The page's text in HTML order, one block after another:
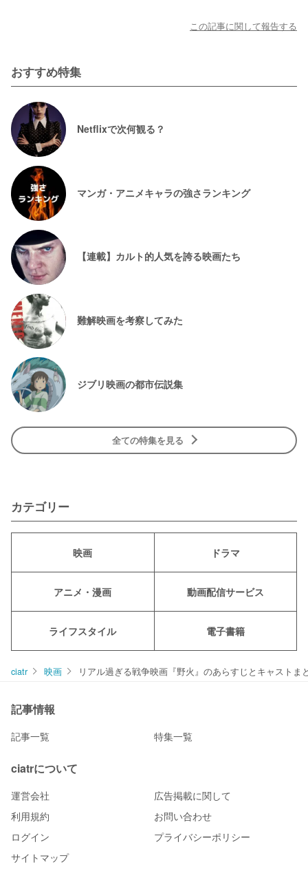
この記事に関して報告する
おすすめ特集
Netflixで次何観る？
マンガ・アニメキャラの強さランキング
【連載】カルト的人気を誇る映画たち
難解映画を考察してみた
ジブリ映画の都市伝説集
全ての特集を見る
カテゴリー
映画 ドラマ
アニメ・漫画 動画配信サービス
ライフスタイル 電子書籍
ciatr 映画 リアル過ぎる戦争映画『野火』のあらすじとキャストま
記事情報
記事一覧 特集一覧
ciatrについて
運営会社
広告掲載に関して
利用規約
お問い合わせ
ログイン
プライバシーポリシー
サイトマップ